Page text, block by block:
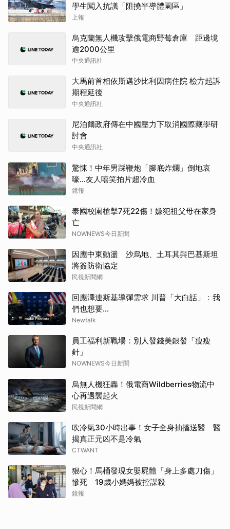
學生闖入抗議「阻撓半導體園區」
上報
烏克蘭無人機攻擊俄電商野莓倉庫 距邊境
逾2000公里
中央通訊社
大馬前首相依斯邁沙比利因病住院 檢方起訴
期程延後
中央通訊社
尼泊爾政府傳在中國壓力下取消國際藏學研
討會
中央通訊社
驚悚！中年男踩鞭炮「腳底炸爛」倒地哀
嚎...友人嘻笑拍片超冷血
鏡報
泰國校園槍擊7死22傷！嫌犯祖父母在家身
亡
NOWNEWS今日新聞
因應中東動盪 沙烏地、土耳其與巴基斯坦
將簽防衛協定
民視新聞網
回應澤連斯基導彈需求 川普「大白話」：我
們也想要…
Newtalk
員工福利新戰場：別人發錢美銀發「瘦瘦
針」
NOWNEWS今日新聞
烏無人機狂轟！俄電商Wildberries物流中
心再遇襲起火
民視新聞網
吹冷氣30小時出事！女子全身抽搐送醫 醫
揭真正元凶不是冷氣
CTWANT
狠心！馬桶發現女嬰屍體「身上多處刀傷」
慘死 19歲小媽媽被控謀殺
鏡報